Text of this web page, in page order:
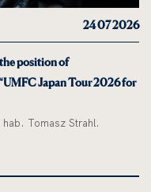
24 07 2026
position of
Japan Tour 2026 for
Tomasz Strahl.